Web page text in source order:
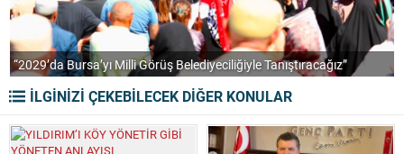
“2029’da Bursa’yı Milli Görüş Belediyeciliğiyle Tanıştıracağız”
İLGİNİZİ ÇEKEBİLECEK DİĞER KONULAR